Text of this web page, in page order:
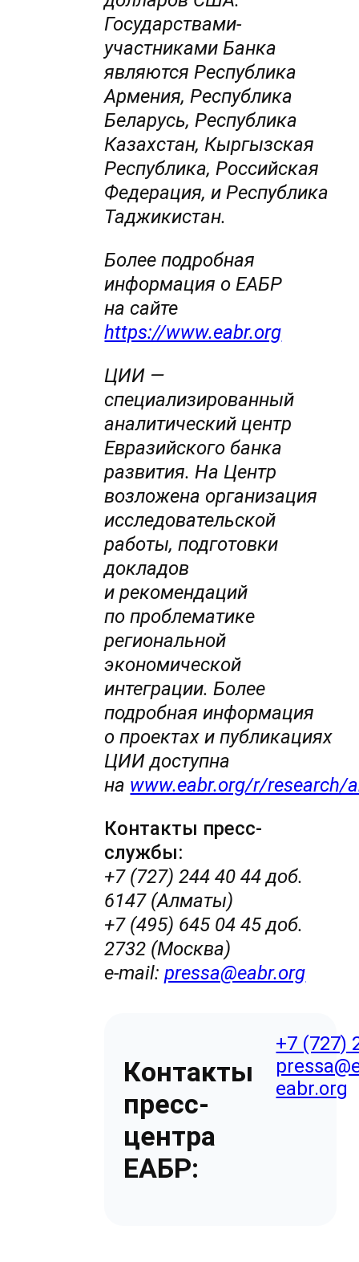
Государствами-
участниками Банка
являются Республика
Армения, Республика
Беларусь, Республика
Казахстан, Кыргызская
Республика, Российская
Федерация, и Республика
Таджикистан.
Более подробная
информация о ЕАБР
на сайте
https://www.eabr.org
ЦИИ —
специализированный
аналитический центр
Евразийского банка
развития. На Центр
возложена организация
исследовательской
работы, подготовки
докладов
и рекомендаций
по проблематике
региональной
экономической
интеграции. Более
подробная информация
о проектах и публикациях
ЦИИ доступна
на www.eabr.org/r/research/
Контакты пресс-
службы:
+7 (727) 244 40 44 доб.
6147 (Алматы)
+7 (495) 645 04 45 доб.
2732 (Москва)
e-mail:pressa@eabr.org
Контакты
пресс-
центра
ЕАБР:
+7 (727)
eabr.org